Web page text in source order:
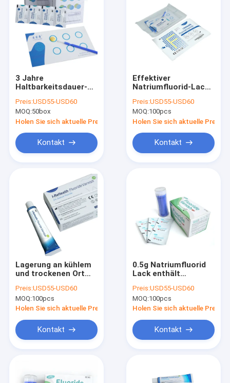
Produkte
3 Jahre
Haltbarkeitsdauer-
in 0.5g, das mit
Melonen-
Bevorzugung
verpackt
Preis:USD55-USD60
MOQ:50box
Holen Sie sich aktuelle Preis
Kontakt
Effektiver
Natriumfluorid-Lack
trockene Lagerung
Preis:USD55-USD60
MOQ:100pcs
Holen Sie sich aktuelle Preis
Kontakt
Lagerung an kühlem
und trockenen Ort
Langlebigkeit
Preis:USD55-USD60
MOQ:100pcs
Holen Sie sich aktuelle Preis
Kontakt
0.5g Natriumfluorid
Lack enthält
CE-Zertifikat
Preis:USD55-USD60
MOQ:100pcs
Holen Sie sich aktuelle Preis
Kontakt